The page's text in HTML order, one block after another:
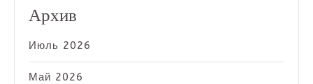
Архив
Июль 2026
Май 2026